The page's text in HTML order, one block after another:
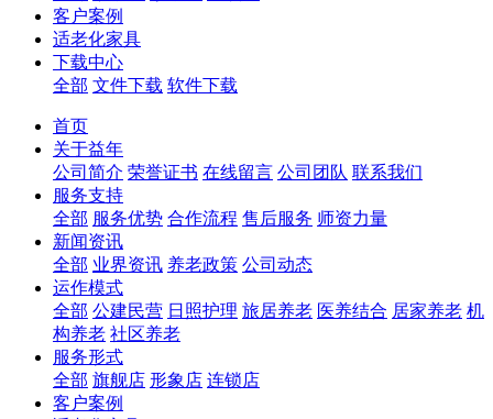
客户案例
适老化家具
下载中心
全部 文件下载 软件下载
首页
关于益年
公司简介 荣誉证书 在线留言 公司团队 联系我们
服务支持
全部 服务优势 合作流程 售后服务 师资力量
新闻资讯
全部 业界资讯 养老政策 公司动态
运作模式
全部 公建民营 日照护理 旅居养老 医养结合 居家养老 机
构养老 社区养老
服务形式
全部 旗舰店 形象店 连锁店
客户案例